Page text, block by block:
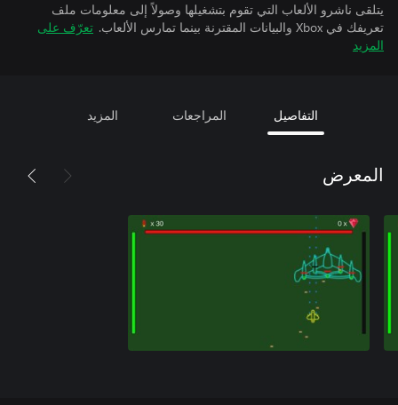
يتلقى ناشرو الألعاب التي تقوم بتشغيلها وصولاً إلى معلومات ملف
تعريفك في Xbox والبيانات المقترنة بينما تمارس الألعاب.
تعرّف على
المزيد
التفاصيل المراجعات المزيد
المعرض